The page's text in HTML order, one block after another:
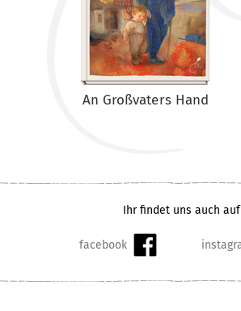
An Großvaters Hand
Ihr findet uns auch auf